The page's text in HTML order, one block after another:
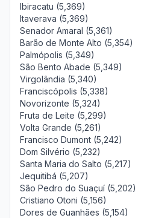
Ibiracatu (5,369)
Itaverava (5,369)
Senador Amaral (5,361)
Barão de Monte Alto (5,354)
Palmópolis (5,349)
São Bento Abade (5,349)
Virgolândia (5,340)
Franciscópolis (5,338)
Novorizonte (5,324)
Fruta de Leite (5,299)
Volta Grande (5,261)
Francisco Dumont (5,242)
Dom Silvério (5,232)
Santa Maria do Salto (5,217)
Jequitibá (5,207)
São Pedro do Suaçuí (5,202)
Cristiano Otoni (5,156)
Dores de Guanhães (5,154)